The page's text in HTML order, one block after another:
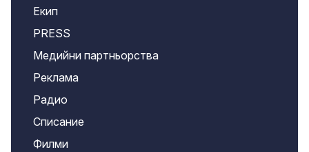
Екип
PRESS
Медийни партньорства
Реклама
Радио
Списание
Филми